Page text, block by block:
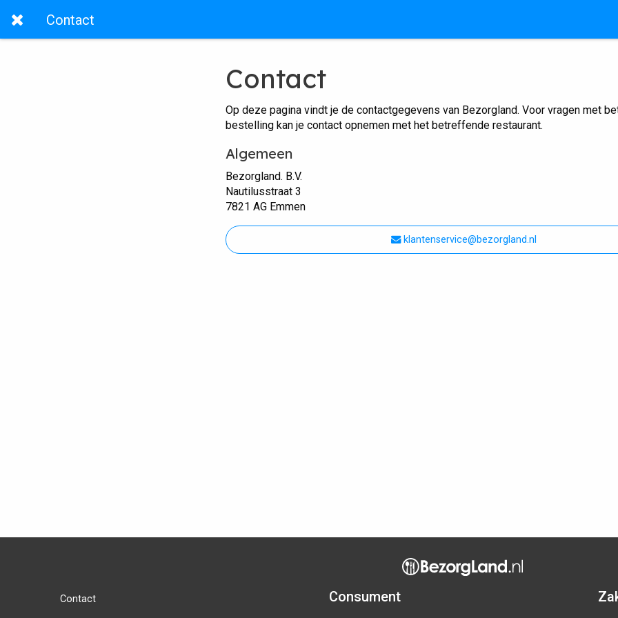
Contact
Contact
Op deze pagina vindt je de contactgegevens van Bezorgland. Voor vragen met
bestelling kan je contact opnemen met het betreffende restaurant.
Algemeen
Bezorgland. B.V.
Nautilusstraat 3
7821 AG Emmen
klantenservice@bezorgland.nl
Contact Consument